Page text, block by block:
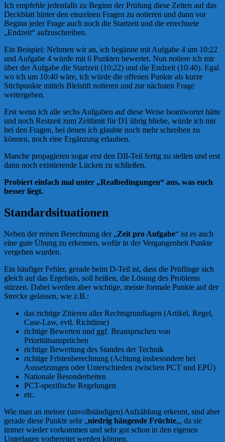
Ich empfehle jedenfalls zu Beginn der Prüfung diese Zeiten auf das
Deckblatt hinter den einzelnen Fragen zu notieren und dann vor
Beginn jeder Frage auch noch die Startzeit und die errechnete
„Endzeit“ aufzuschreiben.
Ein Beispiel: Nehmen wir an, ich begänne mit Aufgabe 4 um 10:22
und Aufgabe 4 würde mit 6 Punkten bewertet. Nun notiere ich mir
über der Aufgabe die Startzeit (10:22) und die Endzeit (10:40). Egal
wo ich um 10:40 wäre, ich würde die offenen Punkte als kurze
Stichpunkte mittels Bleistift notieren und zur nächsten Frage
weitergehen.
Erst wenn ich alle sechs Aufgaben auf diese Weise beantwortet hätte
und noch Restzeit zum Zeitlimit für D1 übrig bliebe, würde ich mir
bei den Fragen, bei denen ich glaubte noch mehr schreiben zu
können, noch eine Ergänzung erlauben.
Manche propagieren sogar erst den DII-Teil fertig zu stellen und erst
dann noch existierende Lücken zu schließen.
Probiert einfach mal unter „Realbedingungen“ aus, was euch
besser liegt.
Standardsituationen
Neben der reinen Berechnung der „Zeit pro Aufgabe“ ist es auch
eine gute Übung zu erkennen, wofür in der Vergangenheit Punkte
vergeben wurden.
Ein häufiger Fehler, gerade beim D-Teil ist, dass die Prüflinge sich
gleich auf das Ergebnis, soll heißen, die Lösung des Problems
stürzen. Dabei werden aber wichtige, meiste formale Punkte auf der
Strecke gelassen, wie z.B.:
das richtige Zitieren aller Rechtsgrundlagen (Artikel, Regel,
Case-Law, evtl. Richtlinie)
richtige Bewerten und ggf. Beanspruchen von
Prioritätsansprüchen
richtige Bewertung des Standes der Technik
richtige Fristenberechnung (Achtung insbesondere bei
Aussetzungen oder Unterschieden zwischen PCT und EPÜ)
Nationale Besonderheiten
PCT-spezifische Regelungen
etc.
Wie man an meiner (unvollständigen) Aufzählung erkennt, sind aber
gerade diese Punkte sehr „niedrig hängende Früchte„, da sie
immer wieder vorkommen und sehr gut schon in den eigenen
Unterlagen vorbereitet werden können.